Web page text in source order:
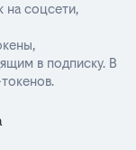
на соцсети,
в подписку. В